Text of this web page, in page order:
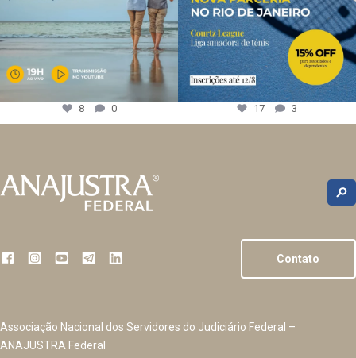
8 0 17 3
Contato
Associação Nacional dos Servidores do Judiciário Federal –
ANAJUSTRA Federal